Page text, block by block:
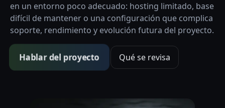
en un entorno poco adecuado: hosting limitado, base
difícil de mantener o una configuración que complica
soporte, rendimiento y evolución futura del proyecto.
Hablar del proyecto Qué se revisa